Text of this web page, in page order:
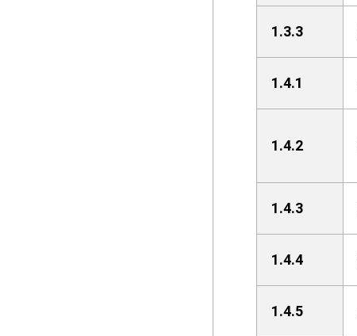
1.3.3
1.4.1
1.4.2
1.4.3
1.4.4
1.4.5